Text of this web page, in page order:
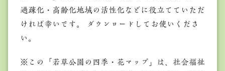
過疎化・高齢化地域の活性化などに役立てていただ
ければ幸いです。 ダウンロードしてお使いくださ
い。
※この「若草公園の四季・花マップ」は、社会福祉